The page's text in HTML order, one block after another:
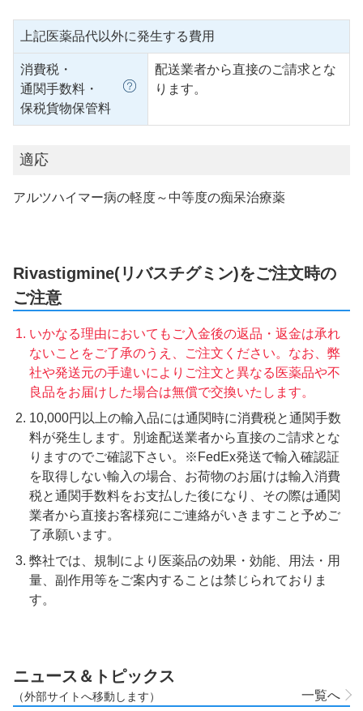
上記医薬品代以外に発生する費用
消費税・
通関手数料・
保税貨物保管料
配送業者から直接のご請求とな
ります。
適応
アルツハイマー病の軽度～中等度の痴呆治療薬
Rivastigmine(リバスチグミン)をご注文時の
ご注意
いかなる理由においてもご入金後の返品・返金は承れ
ないことをご了承のうえ、ご注文ください。なお、弊
社や発送元の手違いによりご注文と異なる医薬品や不
良品をお届けした場合は無償で交換いたします。
10,000円以上の輸入品には通関時に消費税と通関手数
料が発生します。別途配送業者から直接のご請求とな
りますのでご確認下さい。※FedEx発送で輸入確認証
を取得しない輸入の場合、お荷物のお届けは輸入消費
税と通関手数料をお支払した後になり、その際は通関
業者から直接お客様宛にご連絡がいきますこと予めご
了承願います。
弊社では、規制により医薬品の効果・効能、用法・用
量、副作用等をご案内することは禁じられておりま
す。
ニュース＆トピックス
（外部サイトへ移動します） 一覧へ